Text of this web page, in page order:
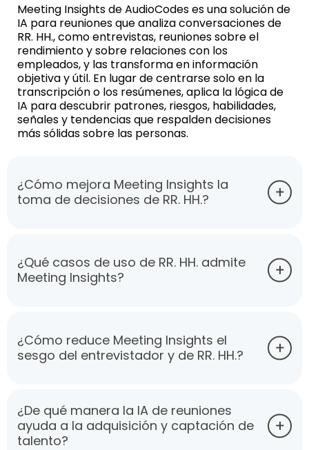
Meeting Insights de AudioCodes es una solución de
IA para reuniones que analiza conversaciones de
RR. HH., como entrevistas, reuniones sobre el
rendimiento y sobre relaciones con los
empleados, y las transforma en información
objetiva y útil. En lugar de centrarse solo en la
transcripción o los resúmenes, aplica la lógica de
IA para descubrir patrones, riesgos, habilidades,
señales y tendencias que respalden decisiones
más sólidas sobre las personas.
¿Cómo mejora Meeting Insights la
toma de decisiones de RR. HH.?
¿Qué casos de uso de RR. HH. admite
Meeting Insights?
¿Cómo reduce Meeting Insights el
sesgo del entrevistador y de RR. HH.?
¿De qué manera la IA de reuniones
ayuda a la adquisición y captación de
talento?